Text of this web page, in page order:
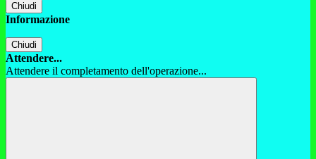
Chiudi
Informazione
Chiudi
Attendere...
Attendere il completamento dell'operazione...